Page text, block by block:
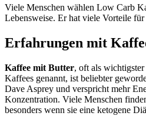
Viele Menschen wählen Low Carb
Lebensweise. Er hat viele Vorteile
Erfahrungen mit
Kaffee mit Butter, oft als
Kaffees genannt, ist beliebter
Dave Asprey und verspricht mehr
Konzentration. Viele Menschen
besonders wenn sie eine ketogene